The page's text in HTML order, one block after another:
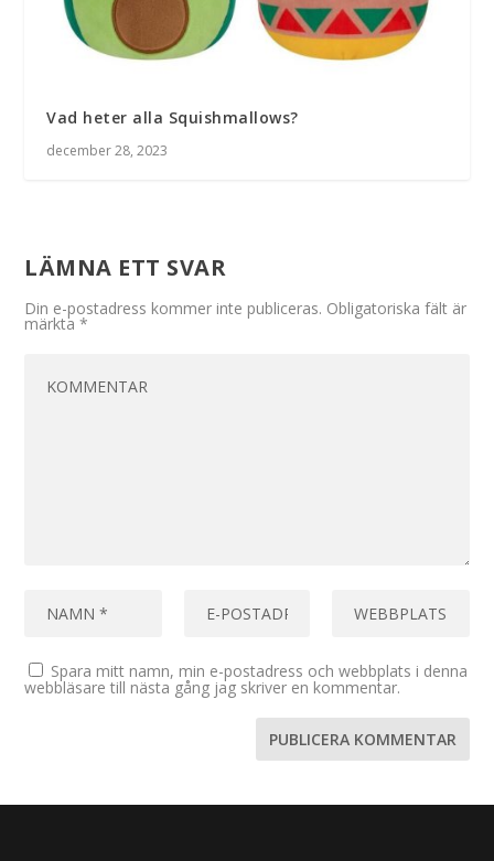
Vad heter alla Squishmallows?
december 28, 2023
LÄMNA ETT SVAR
Din e-postadress kommer inte publiceras. Obligatoriska fält är
märkta*
Spara mitt namn, min e-postadress och webbplats i denna
webbläsare till nästa gång jag skriver en kommentar.